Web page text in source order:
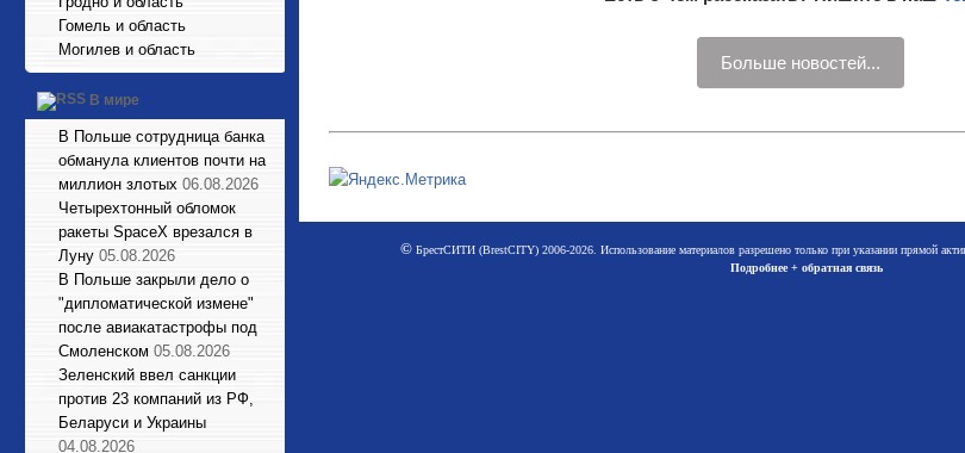
Гомель и область
Могилев и область
В мире
В Польше сотрудница банка
обманула клиентов почти на
миллион злотых 06.08.2026
Четырехтонный обломок
ракеты SpaceX врезался в
Луну 05.08.2026
В Польше закрыли дело о
"дипломатической измене"
после авиакатастрофы под
Смоленском 05.08.2026
Зеленский ввел санкции
против 23 компаний из РФ,
Беларуси и Украины
04.08.2026
Больше новостей...
©БрестСИТИ (BrestCITY) 2006-2026. Использование материалов разрешено только при указании прямой
Подробнее + обратная связь